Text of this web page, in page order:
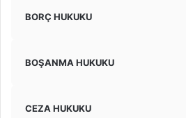
BORÇ HUKUKU
BOŞANMA HUKUKU
CEZA HUKUKU